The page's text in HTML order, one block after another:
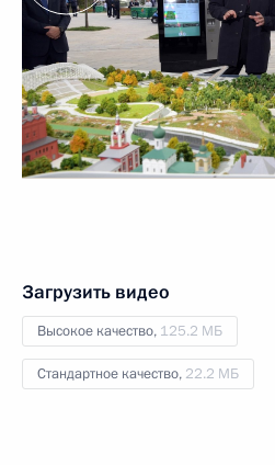
Загрузить видео
Высокое качество, 125.2 МБ
Стандартное качество, 22.2 МБ